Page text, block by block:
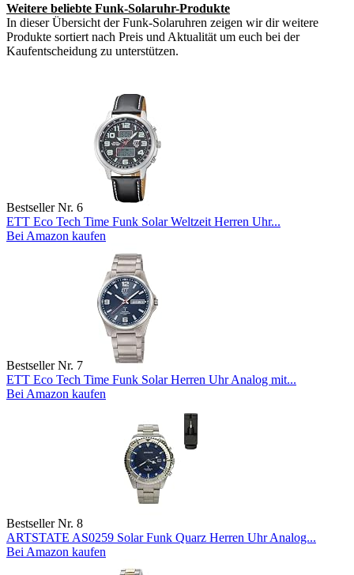
Weitere beliebte Funk-Solaruhr-Produkte
In dieser Übersicht der Funk-Solaruhren zeigen wir dir weitere
Produkte sortiert nach Preis und Aktualität um euch bei der
Kaufentscheidung zu unterstützen.
Bestseller Nr. 6
ETT Eco Tech Time Funk Solar Weltzeit Herren Uhr...
Bei Amazon kaufen
Bestseller Nr. 7
ETT Eco Tech Time Funk Solar Herren Uhr Analog mit...
Bei Amazon kaufen
Bestseller Nr. 8
ARTSTATE AS0259 Solar Funk Quarz Herren Uhr Analog...
Bei Amazon kaufen